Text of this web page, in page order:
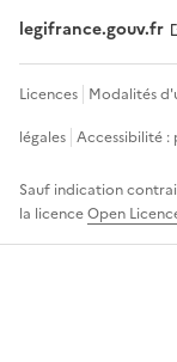
legifrance.gouv.fr
Licences Modalités
légales Accessibilité
Sauf indication
la licenceOpen